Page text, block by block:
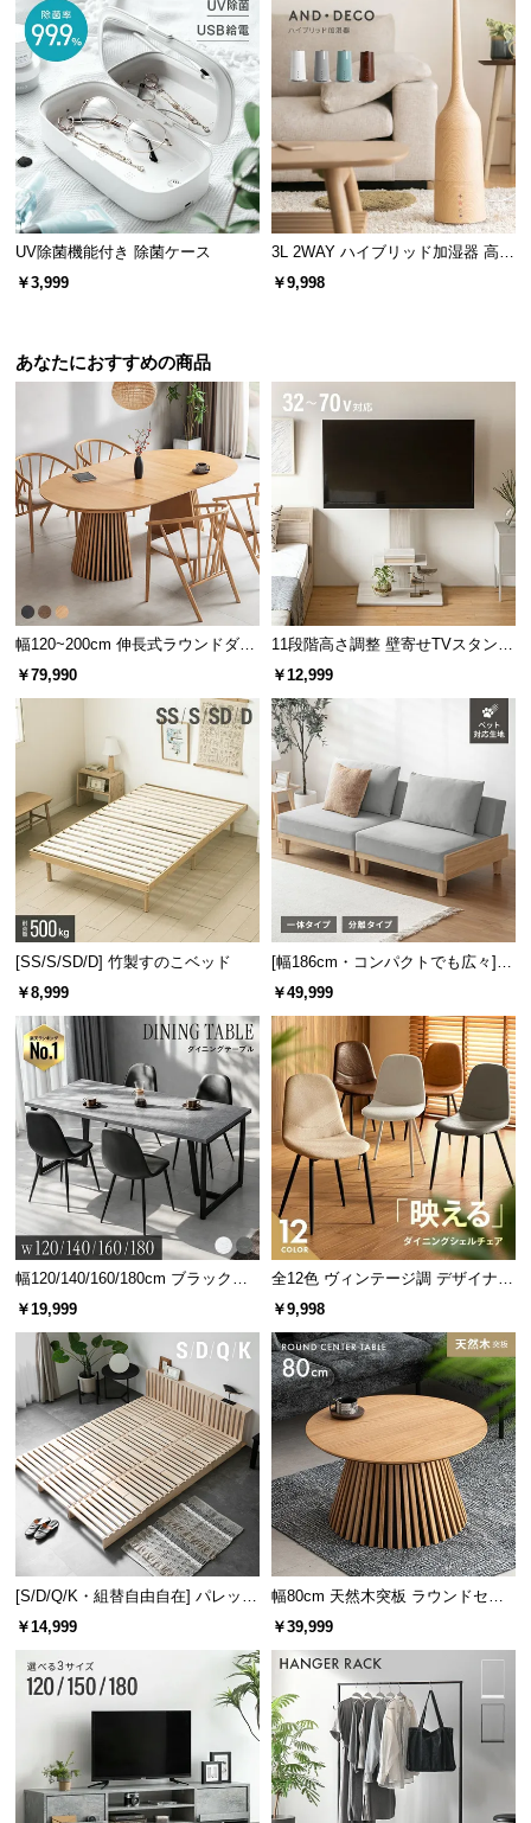
UV除菌機能付き 除菌ケース
￥3,999
3L 2WAY ハイブリッド加湿器 高さ
調整可能
￥9,998
あなたにおすすめの商品
幅120~200cm 伸長式ラウンドダイ
ニングテーブル 6人掛け 天然木突
￥79,990
11段階高さ調整 壁寄せTVスタンド
キャスター付き 上下左右角度調節
￥12,999
[SS/S/SD/D] 竹製すのこベッド
￥8,999
[幅186cm・コンパクトでも広々] 3
人掛けソファベッド リクライニン
グ 天然木フレーム 北欧
￥49,999
幅120/140/160/180cm ブラックフ
レーム ダイニング 大理石調 4人掛
￥19,999
全12色 ヴィンテージ調 デザイナー
ズシェルチェア
￥9,998
[S/D/Q/K・組替自由自在] パレット
ベッド 8/12/16枚セット
￥14,999
幅80cm 天然木突板 ラウンドセン
ターテーブル 美しい格子デザイン
￥39,999